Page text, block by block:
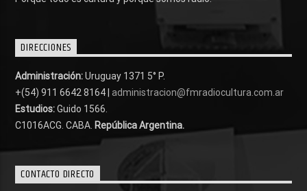
DIRECCIONES
Administración:Uruguay 1371 5° P.
+(54) 911 6642 8164 | administracion@fmradiocultura.com.ar
Estudios:Guido 1566.
C1016ACG . CABA. República Argentina.
CONTACTO DIRECTO